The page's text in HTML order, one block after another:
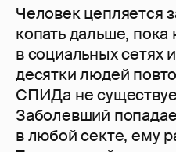
Человек цепляется
копать дальше, пока
в социальных сетях
десятки людей
СПИДа не
Заболевший
в любой секте, ему